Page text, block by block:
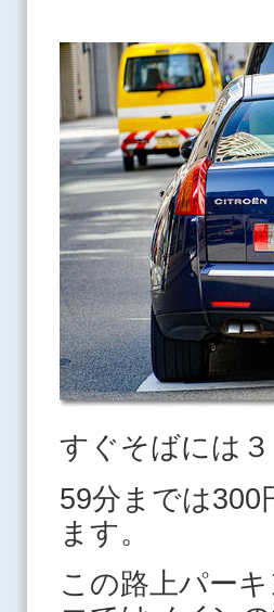
すぐそばには
59分までは300
ます。
この路上パー